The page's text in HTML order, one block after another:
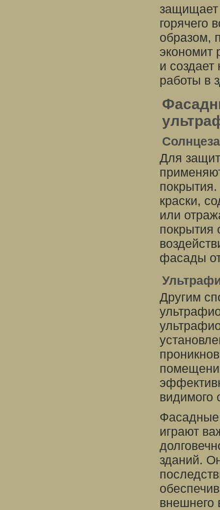
защищает
горячего
образом,
экономит
и
работы в
Для
краски,
или
покрытия
фасады
Другим
видимого
Фасадные
играют
зданий.
внешнего